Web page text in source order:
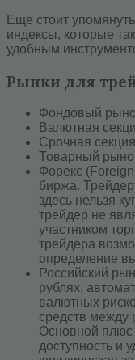
Еще стоит
индексы, которые
удобным
Рынки для
Фондовый
Валютная
Срочная
Товарный
Форекс
биржа.
здесь нельзя
трейдер не
участником
трейдера
определение
Российский
рублях,
валютных
средств между
Основной плюс
доступность и